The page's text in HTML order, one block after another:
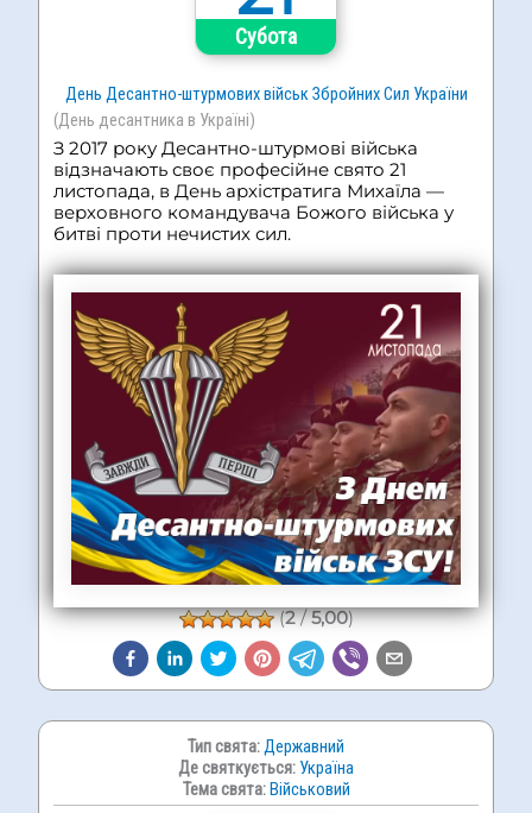
Субота
День Десантно-штурмових військ Збройних Сил України
(День десантника в Україні)
З 2017 року Десантно-штурмові війська
відзначають своє професійне свято 21
листопада, в День архістратига Михаїла —
верховного командувача Божого війська у
битві проти нечистих сил.
(2/5,00)
Тип свята:Державний
Де святкується: Україна
Тема свята: Військовий